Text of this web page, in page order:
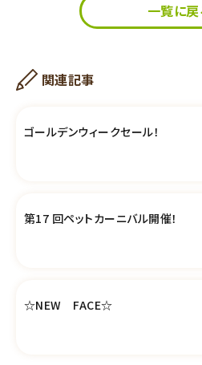
一覧に戻
関連記事
ゴールデンウィークセール！
第17 回ペットカーニバル開催！
☆NEW FACE☆